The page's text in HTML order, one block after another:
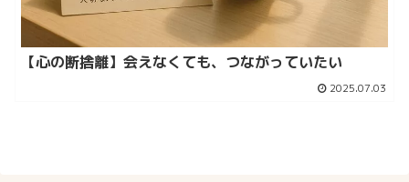
【心の断捨離】会えなくても、つながっていたい
2025.07.03